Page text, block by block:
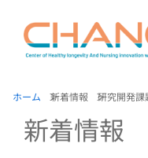
ホーム 新着情報 研究開発課
新着情報